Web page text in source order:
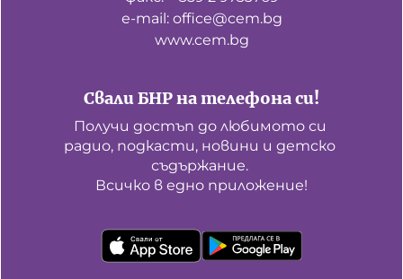
Свали БНР на телефона си!
Получи достъп до любимото си
радио, подкасти, новини и детско
съдържание.
Всичко в едно приложение!
е-mail: office@cem.bg
www.cem.bg